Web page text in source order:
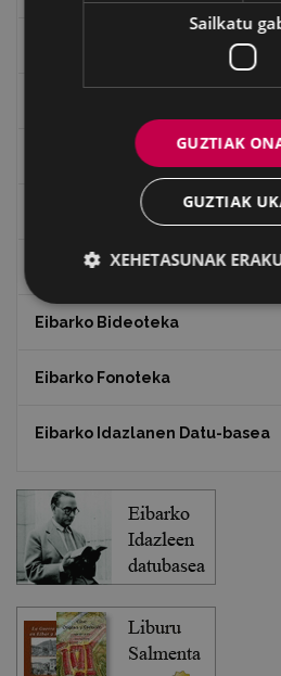
"Gure Herria" aldizkaria
Txostenak eta dokumentuak
EXFIBAR
Eibarko Bideoteka
Eibarko Fonoteka
Eibarko Idazlanen Datu-basea
Sailkatu
GUZTIAK
GUZTIAK
XEHETASUNAK